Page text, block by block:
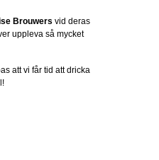
Brouwers vid deras
uppleva så mycket
att vi får tid att dricka